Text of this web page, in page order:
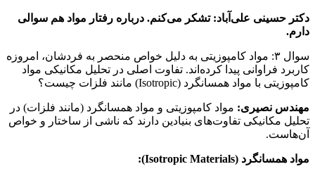
دکتر حسینی علی‌آباد: تشکر می‌کنم. درباره رفتار مواد هم سوالی
دارم.
سوال ۳: مواد کامپوزیتی به دلیل خواص منحصر به فردشان، امروزه
کاربرد فراوانی پیدا کرده‌اند. تفاوت اصلی در تحلیل مکانیکی مواد
کامپوزیتی با مواد همسانگرد (Isotropic) مانند فلزات چیست؟
مهندس نصیری: مواد کامپوزیتی و مواد همسانگرد (مانند فلزات) در
تحلیل مکانیکی تفاوت‌های بنیادین دارند که ناشی از ساختار و خواص
آن‌هاست.
مواد همسانگرد (Isotropic Materials):